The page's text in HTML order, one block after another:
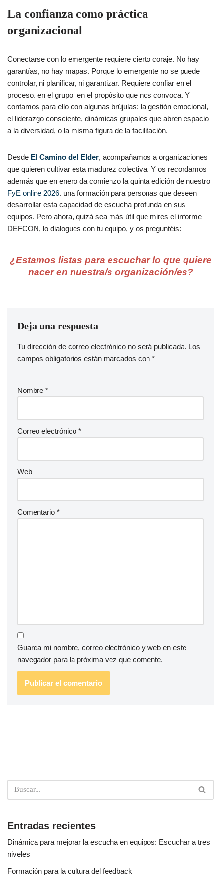
La confianza como práctica
organizacional
Conectarse con lo emergente requiere cierto coraje. No hay
garantías, no hay mapas. Porque lo emergente no se puede
controlar, ni planificar, ni garantizar. Requiere confiar en el
proceso, en el grupo, en el propósito que nos convoca. Y
contamos para ello con algunas brújulas: la gestión emocional,
el liderazgo consciente, dinámicas grupales que abren espacio
a la diversidad, o la misma figura de la facilitación.
Desde El Camino del Elder, acompañamos a organizaciones
que quieren cultivar esta madurez colectiva. Y os recordamos
además que en enero da comienzo la quinta edición de nuestro
FyE online 2026, una formación para personas que deseen
desarrollar esta capacidad de escucha profunda en sus
equipos. Pero ahora, quizá sea más útil que mires el informe
DEFCON, lo dialogues con tu equipo, y os preguntéis:
¿Estamos listas para escuchar lo que quiere
nacer en nuestra/s organización/es?
Deja una respuesta
Tu dirección de correo electrónico no será publicada. Los
campos obligatorios están marcados con *
Nombre *
Correo electrónico *
Web
Comentario *
Guarda mi nombre, correo electrónico y web en este
navegador para la próxima vez que comente.
A
lt
n
ti
v
Entradas recientes
Dinámica para mejorar la escucha en equipos: Escuchar a tres
niveles
Formación para la cultura del feedback